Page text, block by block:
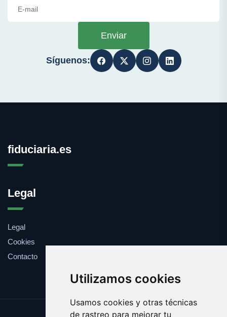
Utilizamos cookies
Usamos cookies y otras técnicas
de rastreo para mejorar tu
Enviar
Síguenos:
fiduciaria.es
Legal
Legal
Cookies
Contacto